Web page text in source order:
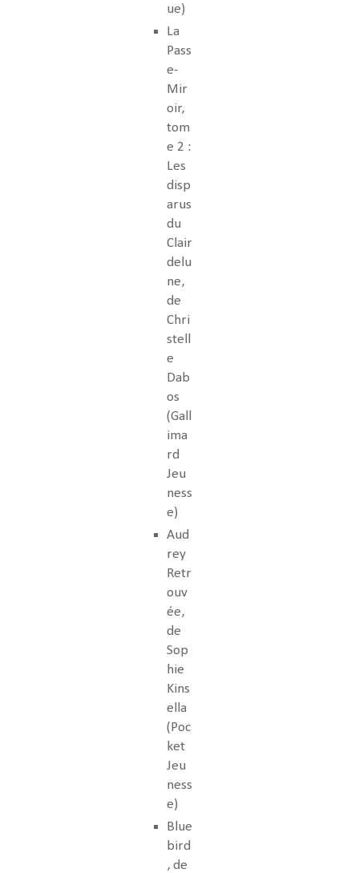
ue)
La
Pass
e-
Mir
oir,
tom
e 2 :
Les
disp
arus
du
Clair
delu
ne,
de
Chri
stell
e
Dab
os
(Gall
ima
rd
Jeu
ness
e)
Aud
rey
Retr
ouv
ée,
de
Sop
hie
Kins
ella
(Poc
ket
Jeu
ness
e)
Blue
bird
, de